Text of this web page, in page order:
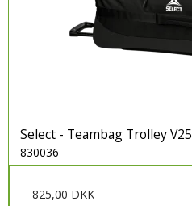
Select - Teambag Trolley V25
830036
825,00 DKK